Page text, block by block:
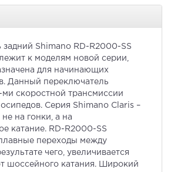
задний Shimano RD-R2000-SS
к моделям новой серии,
для начинающих
Данный переключатель
ми скоростной трансмиссии
Серия Shimano Claris –
на гонки, а на
катание. RD-R2000-SS
переходы между
чего, увеличивается
шоссейного катания. Широкий